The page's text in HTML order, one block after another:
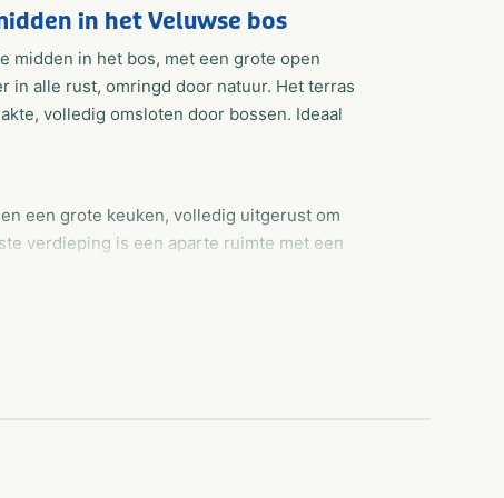
in het Veluwse bos
midden in het bos, met een grote open
alle rust, omringd door natuur. Het terras
volledig omsloten door bossen. Ideaal
een grote keuken, volledig uitgerust om
verdieping is een aparte ruimte met een